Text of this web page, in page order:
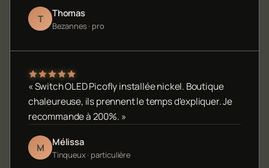
T Thomas
Bezannes · pro
« Switch OLED Picofly installée nickel. Boutique
chaleureuse, ils prennent le temps d'expliquer. Je
recommande à 200%. »
M Mélissa
Tinqueux · particulière